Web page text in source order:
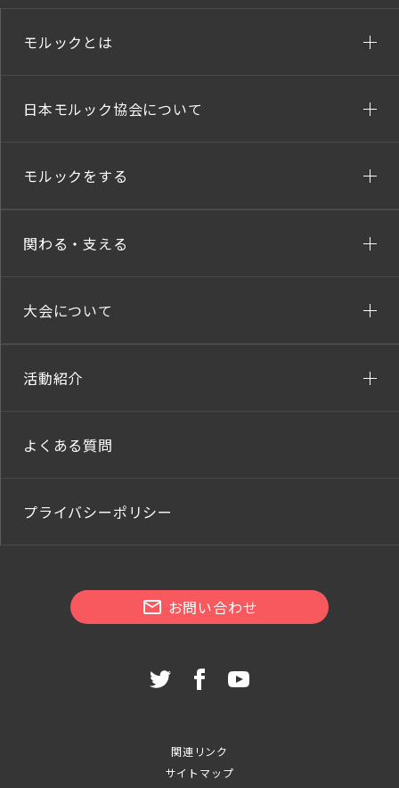
モルックとは
日本モルック協会について
モルックをする
関わる・支える
大会について
活動紹介
よくある質問
プライバシーポリシー
お問い合わせ
関連リンク
サイトマップ